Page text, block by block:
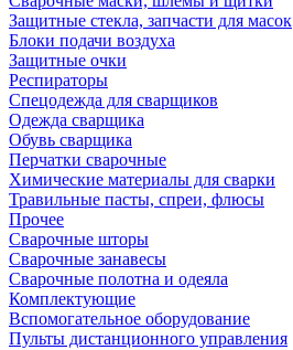
Защитные стекла, запчасти для масок
Блоки подачи воздуха
Защитные очки
Респираторы
Спецодежда для сварщиков
Одежда сварщика
Обувь сварщика
Перчатки сварочные
Химические материалы для сварки
Травильные пасты, спреи, флюсы
Прочее
Сварочные шторы
Сварочные занавесы
Сварочные полотна и одеяла
Комплектующие
Вспомогательное оборудование
Пульты дистанционного управления